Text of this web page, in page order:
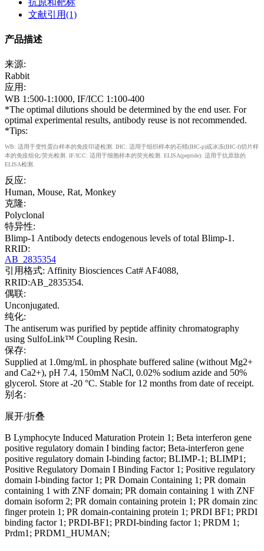
文献引用(1)
产品描述
来源:
Rabbit
应用:
WB 1:500-1:1000, IF/ICC 1:100-400
*The optimal dilutions should be determined by the end user. For
optimal experimental results, antibody reuse is not recommended.
*Tips:
WB: 适用于变性蛋白样本的免疫印迹检测. IHC: 适用于组织样本的石蜡(IHC-p)或冰冻(IHC-f)切片样
本的免疫组化/荧光检测. IF/ICC: 适用于细胞样本的荧光检测. ELISA(peptide): 适用于抗原肽的
ELISA检测.
反应:
Human, Mouse, Rat, Monkey
克隆:
Polyclonal
特异性:
Blimp-1 Antibody detects endogenous levels of total Blimp-1.
RRID:
AB_2835354
引用格式: Affinity Biosciences Cat# AF4088,
RRID:AB_2835354.
偶联:
Unconjugated.
纯化:
The antiserum was purified by peptide affinity chromatography
using SulfoLink™ Coupling Resin.
保存:
Supplied at 1.0mg/mL in phosphate buffered saline (without Mg2+
and Ca2+), pH 7.4, 150mM NaCl, 0.02% sodium azide and 50%
glycerol. Store at -20 °C. Stable for 12 months from date of receipt.
别名:
展开/折叠
B Lymphocyte Induced Maturation Protein 1; Beta interferon gene
positive regulatory domain I binding factor; Beta-interferon gene
positive regulatory domain I-binding factor; BLIMP-1; BLIMP1;
Positive Regulatory Domain I Binding Factor 1; Positive regulatory
domain I-binding factor 1; PR Domain Containing 1; PR domain
containing 1 with ZNF domain; PR domain containing 1 with ZNF
domain isoform 2; PR domain containing protein 1; PR domain zinc
finger protein 1; PR domain-containing protein 1; PRDI BF1; PRDI
binding factor 1; PRDI-BF1; PRDI-binding factor 1; PRDM 1;
Prdm1; PRDM1_HUMAN;